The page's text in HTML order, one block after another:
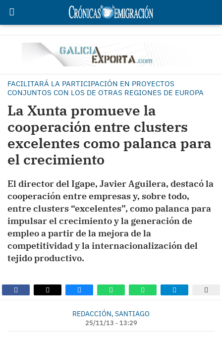
FACILITARÁ LA PARTICIPACIÓN EN PROYECTOS
CONJUNTOS CON LOS DE OTRAS REGIONES DE EUROPA
La Xunta promueve la
cooperación entre clusters
excelentes como palanca para
el crecimiento
El director del Igape, Javier Aguilera, destacó la
cooperación entre empresas y, sobre todo,
entre clusters “excelentes”, como palanca para
impulsar el crecimiento y la generación de
empleo a partir de la mejora de la
competitividad y la internacionalización del
tejido productivo.
REDACCIÓN, SANTIAGO
25/11/13 - 13:29